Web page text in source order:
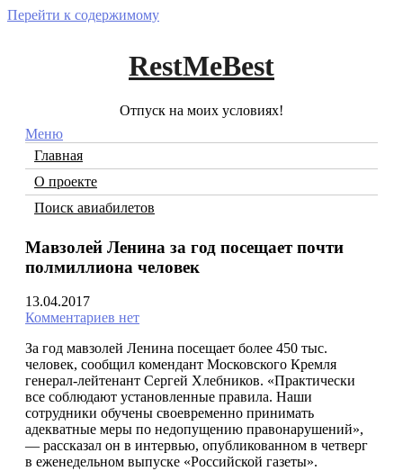
Перейти к содержимому
RestMeBest
Отпуск на моих условиях!
Меню
Главная
О проекте
Поиск авиабилетов
Мавзолей Ленина за год посещает почти
полмиллиона человек
13.04.2017
Комментариев нет
За год мавзолей Ленина посещает более 450 тыс.
человек, сообщил комендант Московского Кремля
генерал-лейтенант Сергей Хлебников. «Практически
все соблюдают установленные правила. Наши
сотрудники обучены своевременно принимать
адекватные меры по недопущению правонарушений»,
— рассказал он в интервью, опубликованном в четверг
в еженедельном выпуске «Российской газеты».